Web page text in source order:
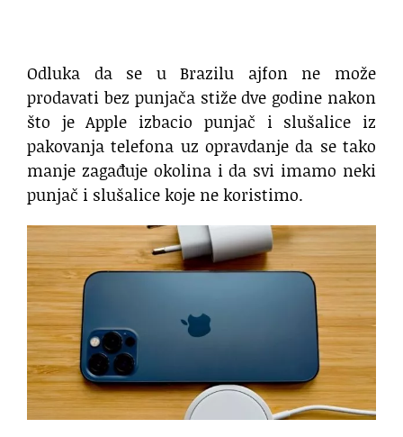
Odluka da se u Brazilu ajfon ne može
prodavati bez punjača stiže dve godine nakon
što je Apple izbacio punjač i slušalice iz
pakovanja telefona uz opravdanje da se tako
manje zagađuje okolina i da svi imamo neki
punjač i slušalice koje ne koristimo.